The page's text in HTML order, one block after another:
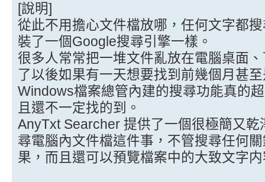
[說明]
從此不用擔心文件檔放哪，任何文字都
裝了一個Google搜尋引擎一樣。
很多人常常把一堆文件亂放在電腦桌面
了以後如果有一天想要找到前幾個月甚
Windows檔案總管內建的搜尋功能真的
且還不一定找的到。
AnyTxt Searcher 提供了一個很極簡又
尋電腦內文件檔這件事，不管搜尋任何
果，而且還可以預覽檔案中的大致文字